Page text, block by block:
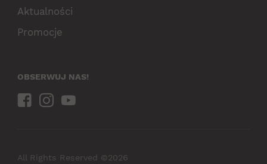
Aktualności
Promocje
OBSERWUJ NAS!
All Rights Reserved ©2026